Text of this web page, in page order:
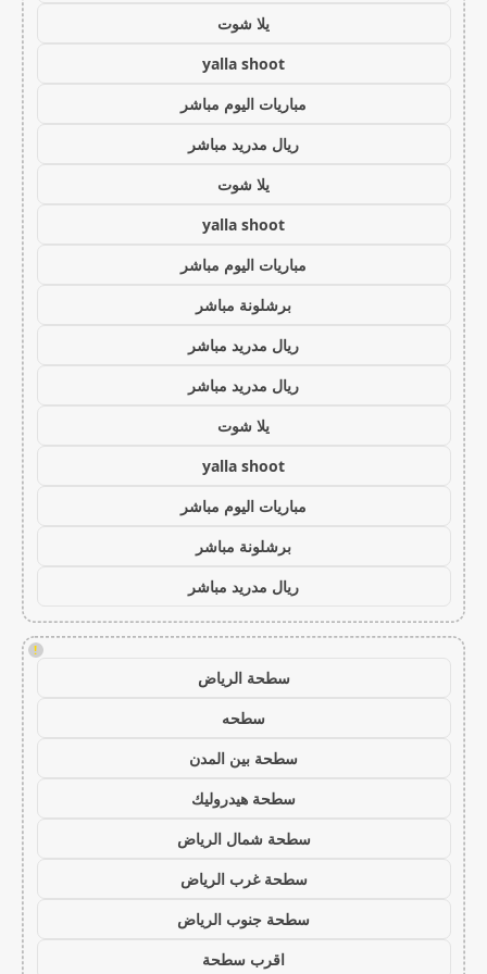
يلا شوت
yalla shoot
مباريات اليوم مباشر
ريال مدريد مباشر
يلا شوت
yalla shoot
مباريات اليوم مباشر
برشلونة مباشر
ريال مدريد مباشر
ريال مدريد مباشر
يلا شوت
yalla shoot
مباريات اليوم مباشر
برشلونة مباشر
ريال مدريد مباشر
!
سطحة الرياض
سطحه
سطحة بين المدن
سطحة هيدروليك
سطحة شمال الرياض
سطحة غرب الرياض
سطحة جنوب الرياض
اقرب سطحة